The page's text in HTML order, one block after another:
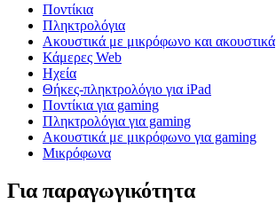
Ποντίκια
Πληκτρολόγια
Ακουστικά με μικρόφωνο και ακουστικά
Κάμερες Web
Ηχεία
Θήκες-πληκτρολόγιο για iPad
Ποντίκια για gaming
Πληκτρολόγια για gaming
Ακουστικά με μικρόφωνο για gaming
Μικρόφωνα
Για παραγωγικότητα